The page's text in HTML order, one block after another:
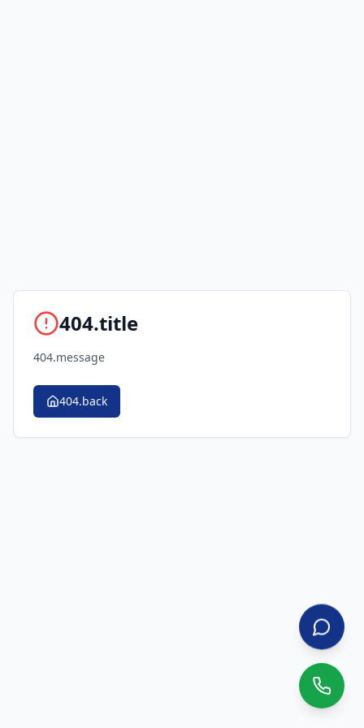
404.title
404.message
404.back